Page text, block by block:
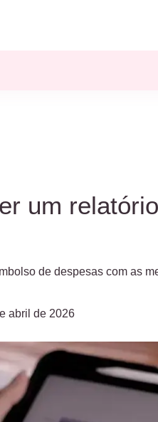
um
de despesas com as
abril de 2026